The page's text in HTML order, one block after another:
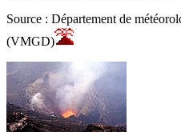
Source : Département de
(VMGD)